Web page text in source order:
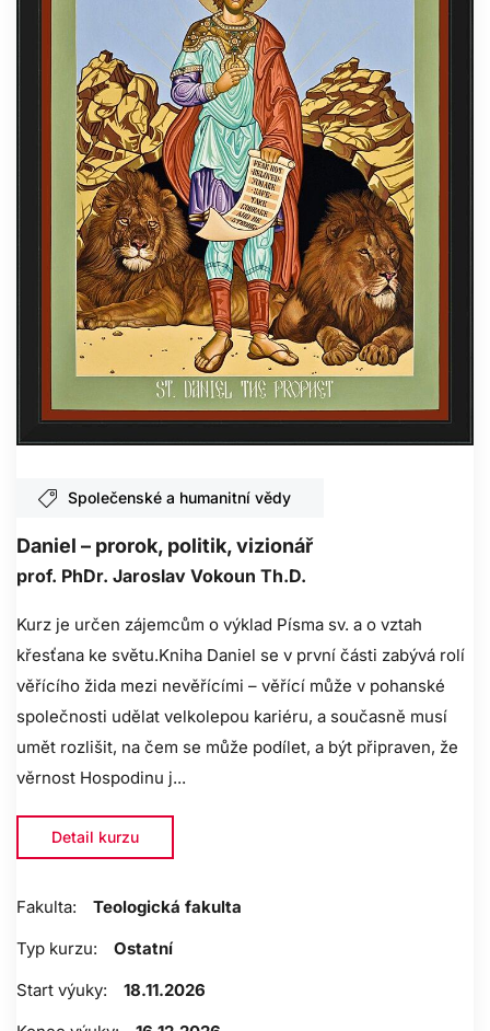
Společenské a humanitní vědy
Daniel – prorok, politik, vizionář
prof. PhDr. Jaroslav Vokoun Th.D.
Kurz je určen zájemcům o výklad Písma sv. a o vztah
křesťana ke světu.Kniha Daniel se v první části zabývá rolí
věřícího žida mezi nevěřícími – věřící může v pohanské
společnosti udělat velkolepou kariéru, a současně musí
umět rozlišit, na čem se může podílet, a být připraven, že
věrnost Hospodinu j...
Detail kurzu
Fakulta:
Teologická fakulta
Typ kurzu:
Ostatní
Start výuky:
18.11.2026